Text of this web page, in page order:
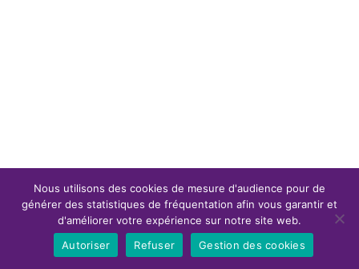
Nous utilisons des cookies de mesure d'audience pour de
générer des statistiques de fréquentation afin vous garantir et
d'améliorer votre expérience sur notre site web.
Autoriser
Refuser Gestion des cookies